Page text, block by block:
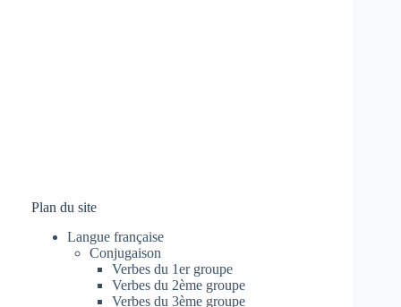
Plan du site
Langue française
Conjugaison
Verbes du 1er groupe
Verbes du 2ème groupe
Verbes du 3ème groupe